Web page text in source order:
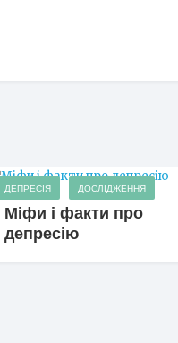
ДЕПРЕСІЯ ДОСЛІДЖЕННЯ
Міфи і факти про
депресію